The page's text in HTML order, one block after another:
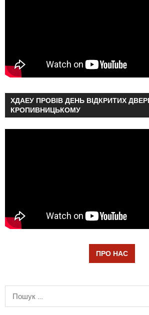
ХДАЕУ ПРОВІВ ДЕНЬ ВІДКРИТИХ
КРОПИВНИЦЬКОМУ
ПРО НАС